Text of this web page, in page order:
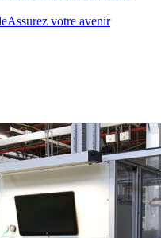
Assurez votre avenir